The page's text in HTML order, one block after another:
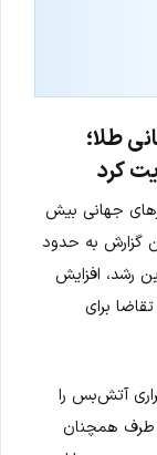
طلا؛
کرد
جهانی بیش
گزارش به حدود
رشد، افزایش
برای
آتش‌بس را
طرف همچنان